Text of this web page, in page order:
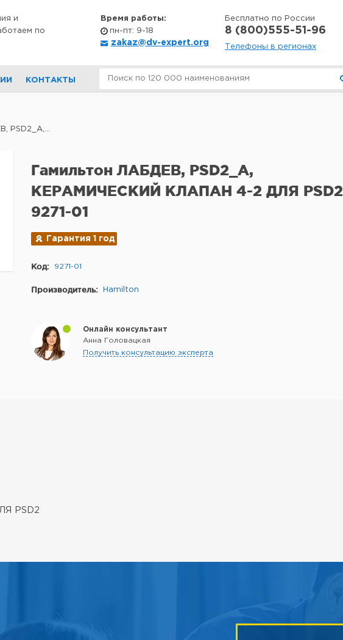
и
по
Время работы:
пн-пт: 9-18
zakaz@dv-expert.org
Бесплатно по России
8 (800)555-51-96
Телефоны в регионах
КОНТАКТЫ
PSD2_A,...
Гамильтон ЛАБДЕВ, PSD2_A,
КЕРАМИЧЕСКИЙ КЛАПАН 4-2 ДЛЯ PSD2
9271-01
Гарантия 1 год
Код: 9271-01
Производитель: Hamilton
Онлайн консультант
Анна Головацкая
Получить консультацию эксперта
PSD2